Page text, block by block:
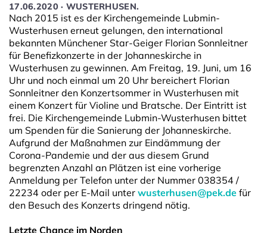
17.06.2020 · WUSTERHUSEN.
Nach 2015 ist es der Kirchengemeinde Lubmin-
Wusterhusen erneut gelungen, den international
bekannten Münchener Star-Geiger Florian Sonnleitner
für Benefizkonzerte in der Johanneskirche in
Wusterhusen zu gewinnen. Am Freitag, 19. Juni, um 16
Uhr und noch einmal um 20 Uhr bereichert Florian
Sonnleitner den Konzertsommer in Wusterhusen mit
einem Konzert für Violine und Bratsche. Der Eintritt ist
frei. Die Kirchengemeinde Lubmin-Wusterhusen bittet
um Spenden für die Sanierung der Johanneskirche.
Aufgrund der Maßnahmen zur Eindämmung der
Corona-Pandemie und der aus diesem Grund
begrenzten Anzahl an Plätzen ist eine vorherige
Anmeldung per Telefon unter der Nummer 038354 /
22234 oder per E-Mail unter wusterhusen@pek.de für
den Besuch des Konzerts dringend nötig.
Letzte Chance im Norden